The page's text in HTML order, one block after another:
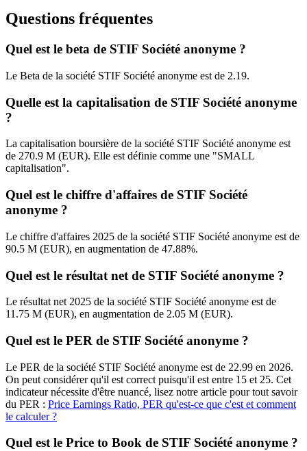
Questions fréquentes
Quel est le beta de STIF Société anonyme ?
Le Beta de la société STIF Société anonyme est de 2.19.
Quelle est la capitalisation de STIF Société anonyme
?
La capitalisation boursière de la société STIF Société anonyme est
de 270.9 M (EUR). Elle est définie comme une "SMALL
capitalisation".
Quel est le chiffre d'affaires de STIF Société
anonyme ?
Le chiffre d'affaires 2025 de la société STIF Société anonyme est de
90.5 M (EUR), en augmentation de 47.88%.
Quel est le résultat net de STIF Société anonyme ?
Le résultat net 2025 de la société STIF Société anonyme est de
11.75 M (EUR), en augmentation de 2.05 M (EUR).
Quel est le PER de STIF Société anonyme ?
Le PER de la société STIF Société anonyme est de 22.99 en 2026.
On peut considérer qu'il est correct puisqu'il est entre 15 et 25. Cet
indicateur nécessite d'être nuancé, lisez notre article pour tout savoir
du PER : Price Earnings Ratio, PER qu'est-ce que c'est et comment
le calculer ?
Quel est le Price to Book de STIF Société anonyme ?